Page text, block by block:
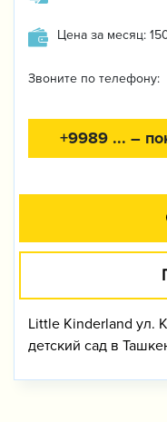
Цена за месяц:
Звоните по телефону:
+9989 ... –
Little Kinderland ул.
детский сад в